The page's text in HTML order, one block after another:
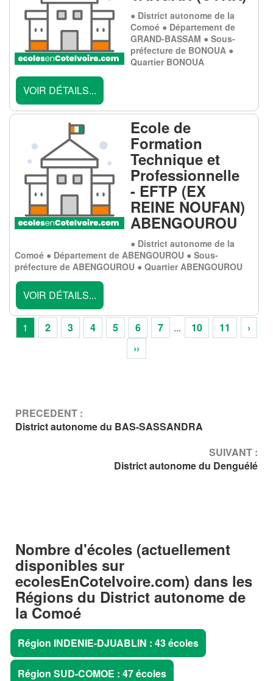
● District autonome de la
Comoé ● Département de
GRAND-BASSAM ● Sous-
préfecture de BONOUA ●
Quartier BONOUA
VOIR DÉTAILS...
Ecole de
Formation
Technique et
Professionnelle
- EFTP (EX
REINE NOUFAN)
ABENGOUROU
● District autonome de la
Comoé ● Département de ABENGOUROU ● Sous-
préfecture de ABENGOUROU ● Quartier ABENGOUROU
VOIR DÉTAILS...
1 2 3 4 5 6 7 ... 10 11
›
››
PRECEDENT :
District autonome du BAS-SASSANDRA
SUIVANT :
District autonome du Denguélé
Nombre d'écoles (actuellement
disponibles sur
ecolesEnCoteIvoire.com) dans les
Régions du District autonome de
la Comoé
Région INDENIE-DJUABLIN : 43 écoles
Région SUD-COMOE : 47 écoles